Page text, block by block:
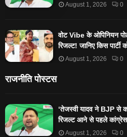
August 1, 2026 0
वोट Vibe के ओपिनियन
रिजल्ट! जानिए किस पार्टी
August 1, 2026 0
राजनीति पोस्टस
‘तेजस्‍वी यादव ने BJP से
रिजल्‍ट आने से पहले
August 1, 2026 0